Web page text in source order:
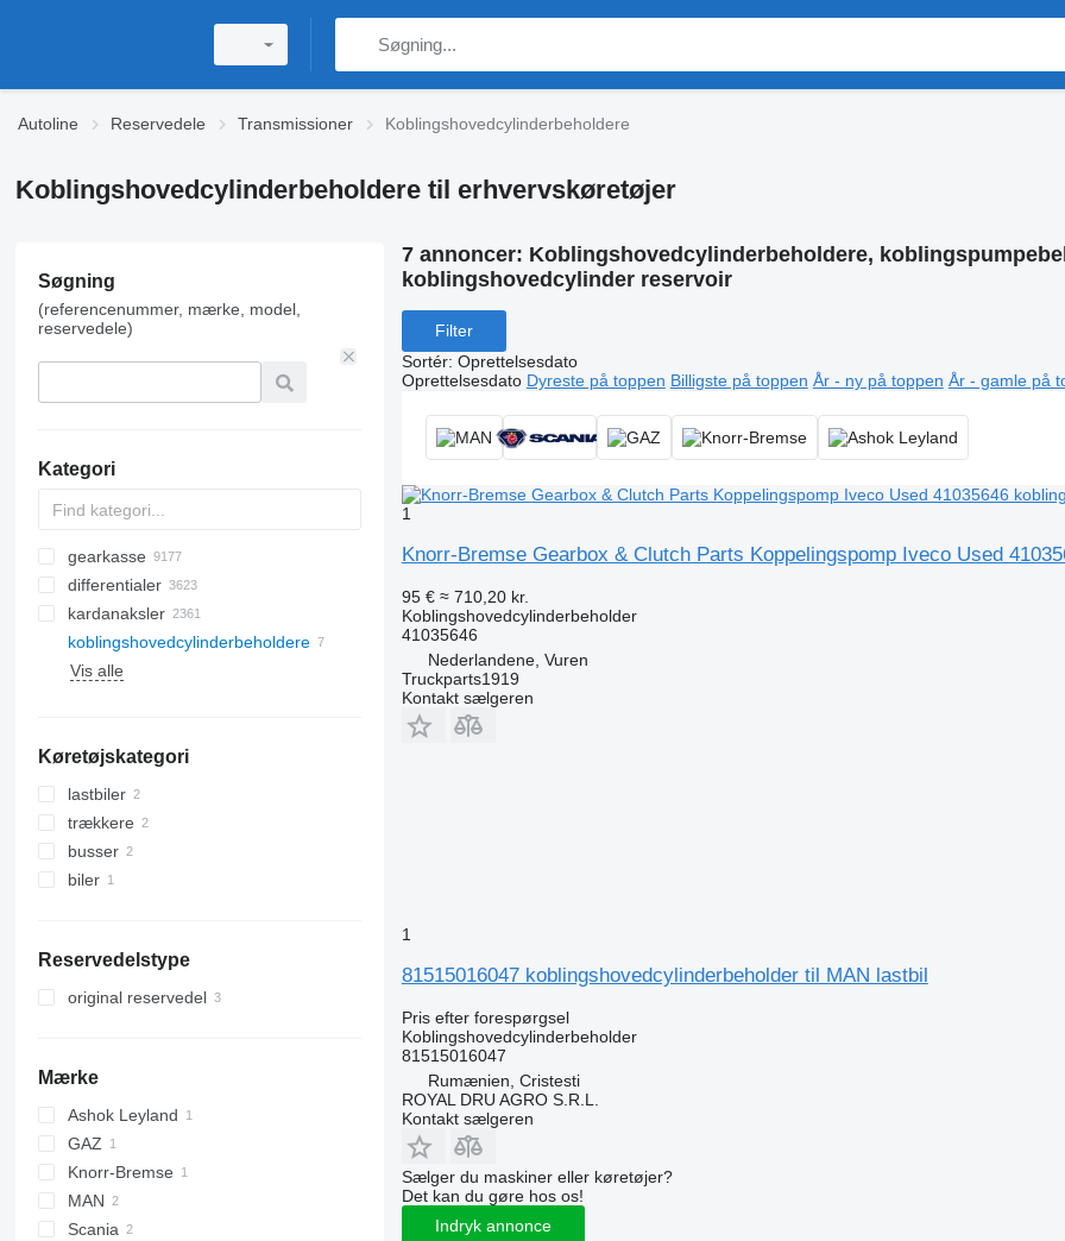
Autoline Reservedele Transmissioner Koblingshovedcylinderbeholdere
Koblingshovedcylinderbeholdere til erhvervskøretøjer
Søgning
(referencenummer, mærke, model,
reservedele)
Kategori
gearkasse
differentialer
kardanaksler
koblingshovedcylinderbeholdere
Vis alle
Køretøjskategori
lastbiler
trækkere
busser
biler
Reservedelstype
original reservedel
Mærke
Ashok Leyland
GAZ
Knorr-Bremse
MAN
TGM
Scania
7 annoncer: Koblingshovedcylinderbeholdere,
koblingshovedcylinder reservoir
Filter
Sortér: Oprettelsesdato
Oprettelsesdato Dyreste på toppen Billigste på toppen År - ny på toppen År - gamle på
1
Knorr-Bremse Gearbox & Clutch Parts Koppelingspomp Iveco Used
95 € ≈ 710,20 kr.
Koblingshovedcylinderbeholder
41035646
Nederlandene, Vuren
Truckparts1919
Kontakt sælgeren
1
81515016047 koblingshovedcylinderbeholder til MAN lastbil
Pris efter forespørgsel
Koblingshovedcylinderbeholder
81515016047
Rumænien, Cristesti
ROYAL DRU AGRO S.R.L.
Kontakt sælgeren
Sælger du maskiner eller køretøjer?
Det kan du gøre hos os!
Indryk annonce